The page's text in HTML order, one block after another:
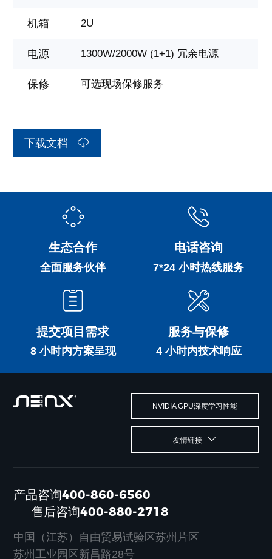
机箱 2U
电源 1300W/2000W (1+1) 冗余电源
保修 可选现场保修服务
下载文档
生态合作
全面服务伙伴
电话咨询
7*24 小时热线服务
提交项目需求
8 小时内方案呈现
服务与保修
4 小时内技术响应
NVIDIA GPU深度学习性能
友情链接
产品咨询400-860-6560
售后咨询400-880-2718
中国（江苏）自由贸易试验区苏州片区
苏州工业园区新昌路28号